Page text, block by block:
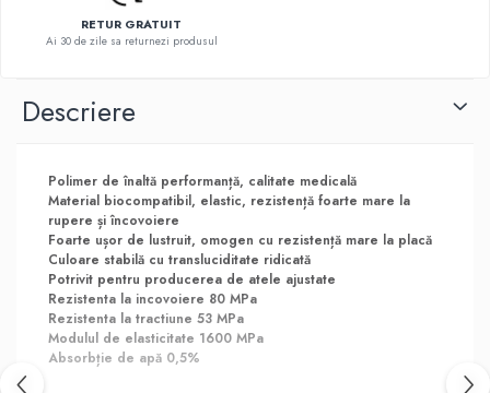
RETUR GRATUIT
Ai 30 de zile sa returnezi produsul
Descriere
Polimer de înaltă performanță, calitate medicală
Material biocompatibil, elastic, rezistență foarte mare la
rupere și încovoiere
Foarte ușor de lustruit, omogen cu rezistență mare la placă
Culoare stabilă cu transluciditate ridicată
Potrivit pentru producerea de atele ajustate
Rezistenta la incovoiere 80 MPa
Rezistenta la tractiune 53 MPa
Modulul de elasticitate 1600 MPa
Absorbție de apă 0,5%